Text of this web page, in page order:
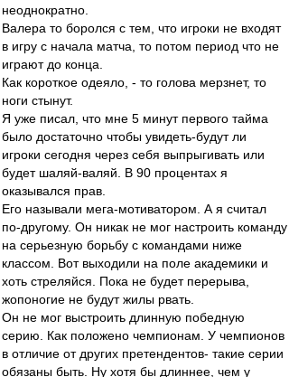
неоднократно.
Валера то боролся с тем, что игроки не входят
в игру с начала матча, то потом период что не
играют до конца.
Как короткое одеяло, - то голова мерзнет, то
ноги стынут.
Я уже писал, что мне 5 минут первого тайма
было достаточно чтобы увидеть-будут ли
игроки сегодня через себя выпрыгивать или
будет шаляй-валяй. В 90 процентах я
оказывался прав.
Его называли мега-мотиватором. А я считал
по-другому. Он никак не мог настроить команду
на серьезную борьбу с командами ниже
классом. Вот выходили на поле академики и
хоть стреляйся. Пока не будет перерыва,
жопоногие не будут жилы рвать.
Он не мог выстроить длинную победную
серию. Как положено чемпионам. У чемпионов
в отличие от других претендентов- такие серии
обязаны быть. Ну хотя бы длиннее, чем у